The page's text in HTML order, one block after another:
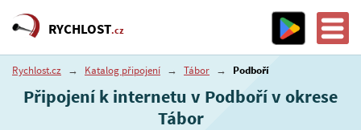
RYCHLOST.cz
Rychlost.cz → Katalog připojení → Tábor → Podboří
Připojení k internetu v Podboří v okrese
Tábor